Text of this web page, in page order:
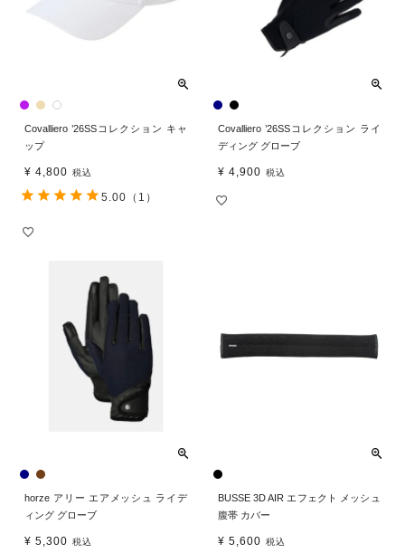
Covalliero ’26SSコレクション キャ
ップ
¥ 4,800 税込
5.00 （1）
Covalliero ’26SSコレクション ライ
ディング グローブ
¥ 4,900 税込
horze アリー エアメッシュ ライデ
ィング グローブ
¥ 5,300 税込
BUSSE 3D AIR エフェクト メッシュ
腹帯 カバー
¥ 5,600 税込